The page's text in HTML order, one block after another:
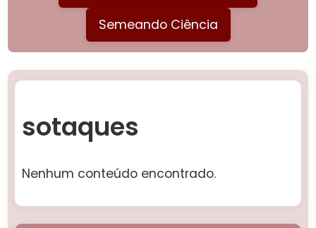
Semeando Ciência
sotaques
Nenhum conteúdo encontrado.